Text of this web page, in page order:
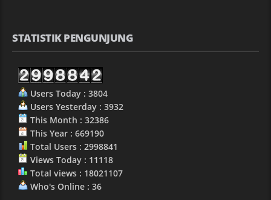
STATISTIK PENGUNJUNG
Users Today : 3804
Users Yesterday : 3932
This Month : 32386
This Year : 669190
Total Users : 2998841
Views Today : 11118
Total views : 18021107
Who's Online : 36